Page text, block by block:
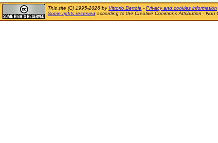
This site (C) 1995-2026 by Vittorio Bertola - Privacy and cookies information
Some rights reserved according to the Creative Commons Attribution - Non